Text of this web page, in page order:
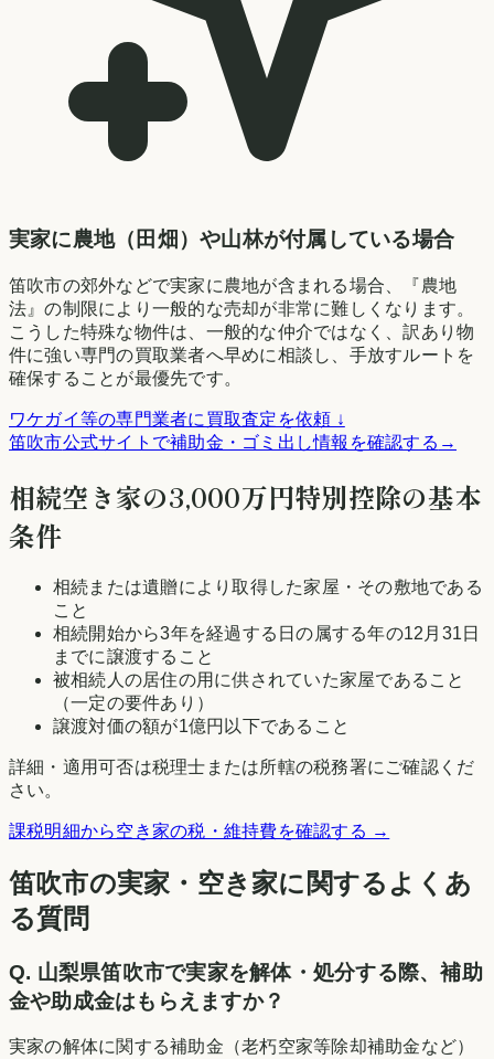
実家に農地（田畑）や山林が付属している場合
笛吹市の郊外などで実家に農地が含まれる場合、『農地
法』の制限により一般的な売却が非常に難しくなります。
こうした特殊な物件は、一般的な仲介ではなく、訳あり物
件に強い専門の買取業者へ早めに相談し、手放すルートを
確保することが最優先です。
ワケガイ等の専門業者に買取査定を依頼 ↓
笛吹市公式サイトで補助金・ゴミ出し情報を確認する →
相続空き家の3,000万円特別控除の基本
条件
相続または遺贈により取得した家屋・その敷地である
こと
相続開始から3年を経過する日の属する年の12月31日
までに譲渡すること
被相続人の居住の用に供されていた家屋であること
（一定の要件あり）
譲渡対価の額が1億円以下であること
詳細・適用可否は税理士または所轄の税務署にご確認くだ
さい。
課税明細から空き家の税・維持費を確認する →
笛吹市の実家・空き家に関するよくあ
る質問
Q. 山梨県笛吹市で実家を解体・処分する際、補助
金や助成金はもらえますか？
実家の解体に関する補助金（老朽空家等除却補助金など）